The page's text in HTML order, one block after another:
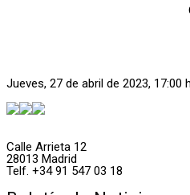
Jueves, 27 de abril de 2023, 17:00
Calle Arrieta 12
28013 Madrid
Telf. +34 91 547 03 18